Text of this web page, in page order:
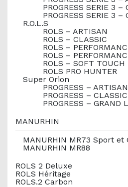
PROGRESS SERIE 3 –
PROGRESS SERIE 3 –
R.O.L.S
ROLS – ARTISAN
ROLS – CLASSIC
ROLS –
ROLS –
ROLS – SOFT TOUCH
ROLS PRO HUNTER
Super Orion
PROGRESS – ARTISAN
PROGRESS – CLASSIC
PROGRESS – GRAND
MANURHIN
MANURHIN MR73 Sport et
MANURHIN MR88
ROLS 2 Deluxe
ROLS Héritage
ROLS.2 Carbon